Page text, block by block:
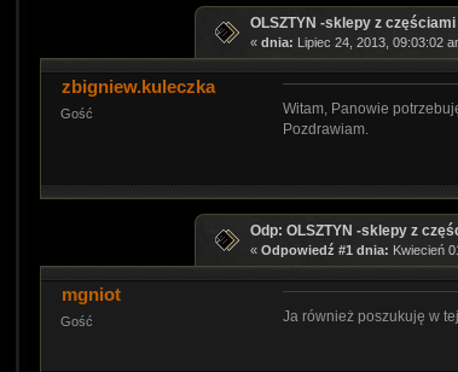
OLSZTYN -sklepy z częściami
« dnia: Lipiec 24, 2013, 09:03:02
zbigniew.kuleczka
Gość
Witam, Panowie
Pozdrawiam.
Odp: OLSZTYN -sklepy z
« Odpowiedź #1 dnia: Kwiecień
mgniot
Gość Ja również poszukuję w